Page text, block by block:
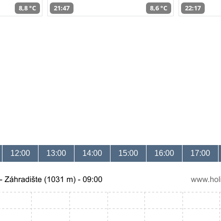
8,8 °C 21:47 8,6 °C 22:17
12:00 13:00 14:00 15:00 16:00 17:00